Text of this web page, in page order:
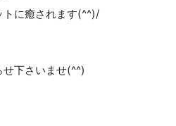
トに癒されます(^^)/
下さいませ(^^)